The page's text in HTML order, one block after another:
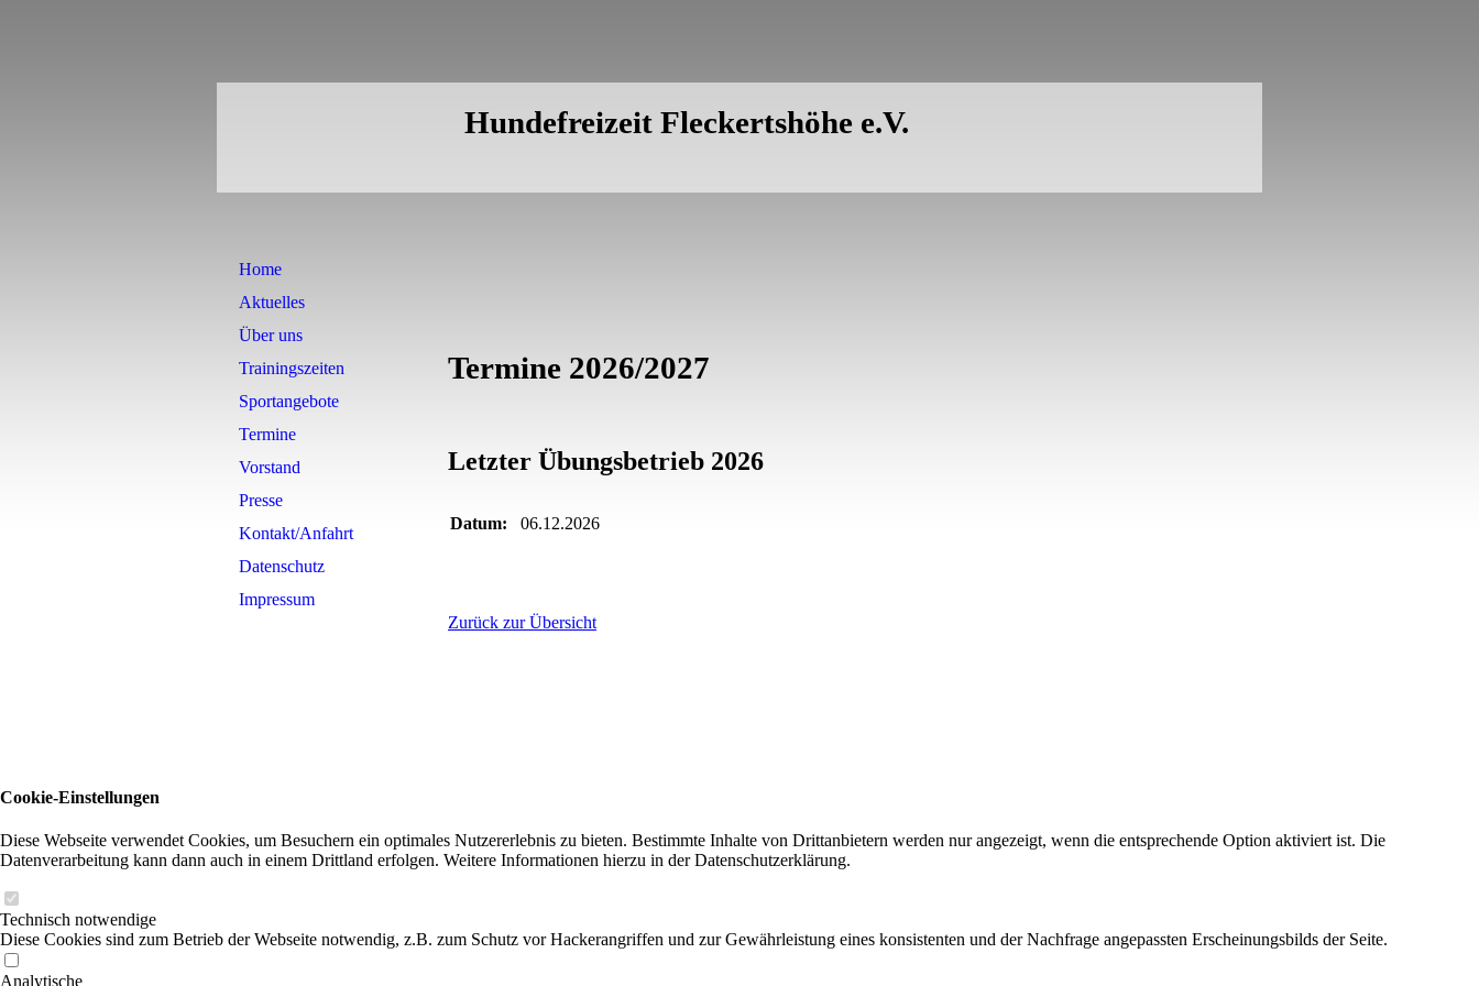
Hundefreizeit Fleckertshöhe e.V.
Home
Aktuelles
Über uns
Trainingszeiten
Sportangebote
Termine
Vorstand
Presse
Kontakt/Anfahrt
Datenschutz
Impressum
Termine 2026/2027
Letzter Übungsbetrieb 2026
Datum: 06.12.2026
Zurück zur Übersicht
Cookie-Einstellungen
Diese Webseite verwendet Cookies, um Besuchern ein optimales Nutzererlebnis zu bieten. Bestimmte Inhalte von Drittanbietern werden nur angezeigt, wenn die entsprechende Option aktiviert ist. Die
Datenverarbeitung kann dann auch in einem Drittland erfolgen. Weitere Informationen hierzu in der Datenschutzerklärung.
Technisch notwendige
Diese Cookies sind zum Betrieb der Webseite notwendig, z.B. zum Schutz vor Hackerangriffen und zur Gewährleistung eines konsistenten und der Nachfrage angepassten Erscheinungsbilds der Seite.
Analytische